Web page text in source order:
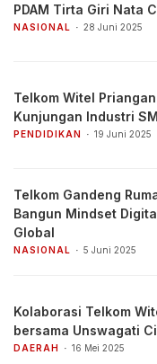
PDAM Tirta Giri Nata
NASIONAL 28 Juni 2025
Telkom Witel
Kunjungan Industri
PENDIDIKAN 19 Juni 2025
Telkom Gandeng
Bangun Mindset
Global
NASIONAL 5 Juni 2025
Kolaborasi Telkom
bersama Unswagati
DAERAH 16 Mei 2025